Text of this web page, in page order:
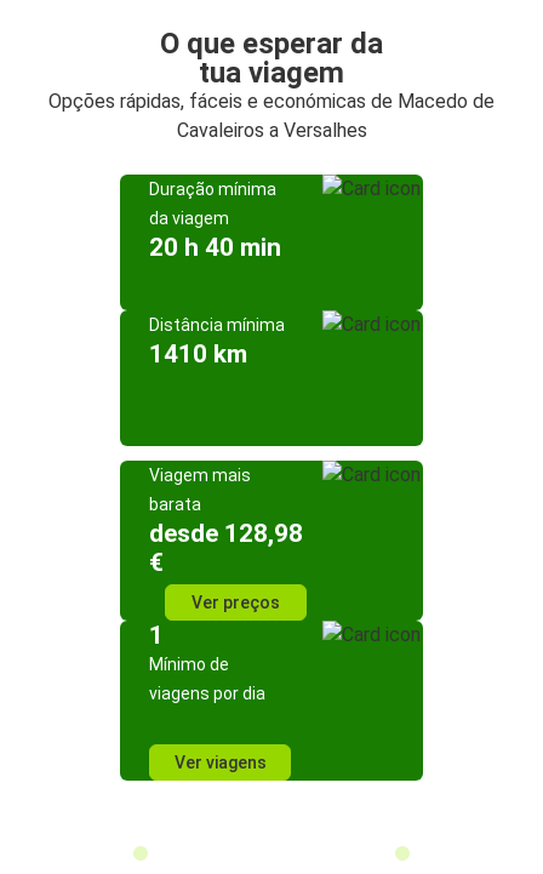
O que esperar da
tua viagem
Opções rápidas, fáceis e económicas de Macedo de
Cavaleiros a Versalhes
Duração mínima
da viagem
20 h 40 min
Distância mínima
1410 km
Viagem mais
barata
desde 128,98
€
Ver preços
1
Mínimo de
viagens por dia
Ver viagens